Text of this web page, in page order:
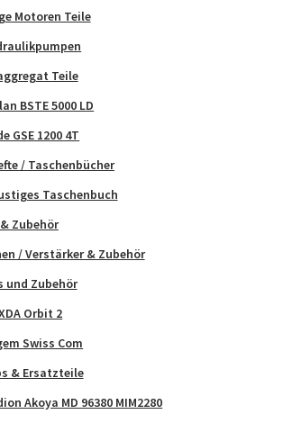
Motoren Teile
Teile
BSTE 5000 LD
GSE 1200 4T
/ Taschenbücher
Taschenbuch
Zubehör
/ Verstärker & Zubehör
und Zubehör
Orbit 2
Swiss Com
& Ersatzteile
Akoya MD 96380 MIM2280